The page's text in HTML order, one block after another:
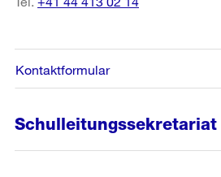
Kontaktformular
Schulleitungssekretariat